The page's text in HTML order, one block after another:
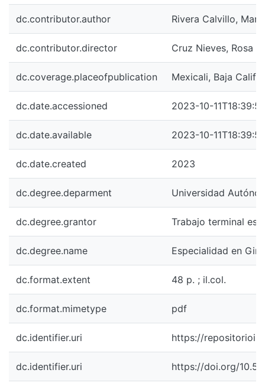
dc.contributor.author Rivera Calvillo,
dc.contributor.director Cruz Nieves, Rosa
dc.coverage.placeofpublication Mexicali, Baja
dc.date.accessioned 2023-10-
dc.date.available 2023-10-
dc.date.created 2023
dc.degree.deparment Universidad
dc.degree.grantor Trabajo terminal
dc.degree.name Especialidad en
dc.format.extent 48 p. ; il.col.
dc.format.mimetype pdf
dc.identifier.uri https://
dc.identifier.uri https://doi.org/